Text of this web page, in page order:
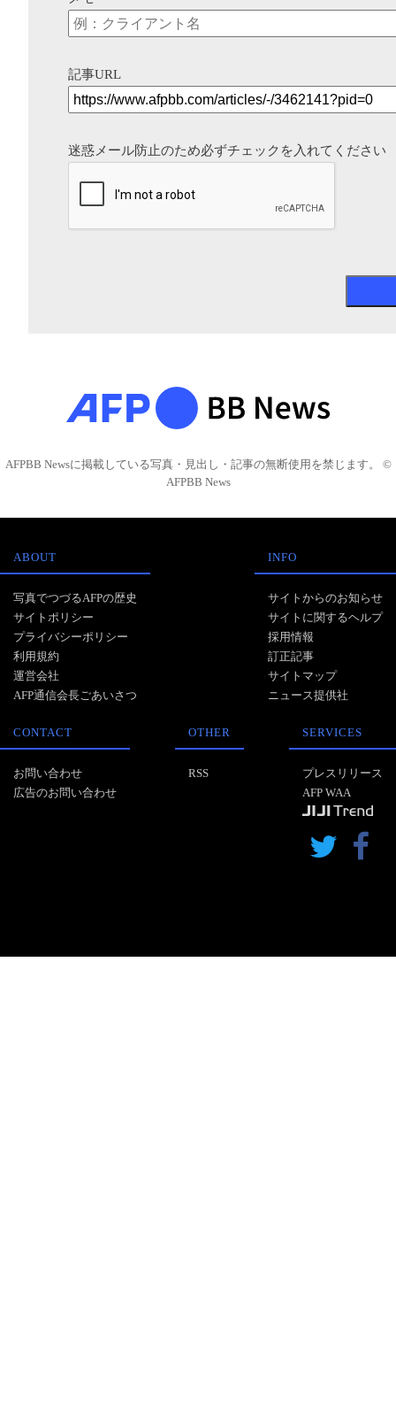
記事URL
迷惑メール防止のため必ずチェックを入れてください
AFPBB Newsに掲載している写真・見出し・記事の無断使用を禁じます。 ©
AFPBB News
ABOUT
写真でつづるAFPの歴史
サイトポリシー
プライバシーポリシー
利用規約
運営会社
AFP通信会長ごあいさつ
INFO
サイトからのお知らせ
サイトに関するヘルプ
採用情報
訂正記事
サイトマップ
ニュース提供社
CONTACT
お問い合わせ
広告のお問い合わせ
OTHER
RSS
SERVICES
プレスリリース
AFP WAA